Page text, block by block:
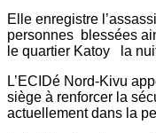
Elle enregistre
personnes blessées
le quartier Katoy la
L’ECIDé Nord-Kivu
siège à renforcer la
actuellement dans la